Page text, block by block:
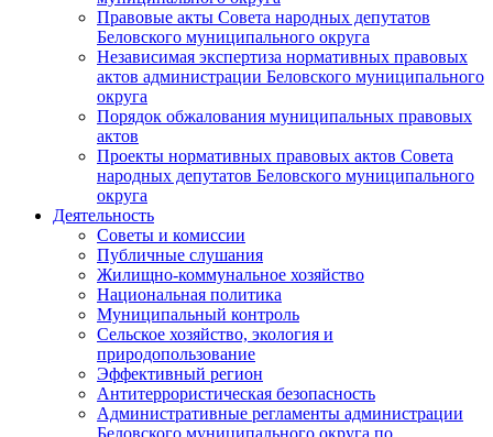
Правовые акты Совета народных депутатов
Беловского муниципального округа
Независимая экспертиза нормативных правовых
актов администрации Беловского муниципального
округа
Порядок обжалования муниципальных правовых
актов
Проекты нормативных правовых актов Совета
народных депутатов Беловского муниципального
округа
Деятельность
Советы и комиссии
Публичные слушания
Жилищно-коммунальное хозяйство
Национальная политика
Муниципальный контроль
Сельское хозяйство, экология и
природопользование
Эффективный регион
Антитеррористическая безопасность
Административные регламенты администрации
Беловского муниципального округа по